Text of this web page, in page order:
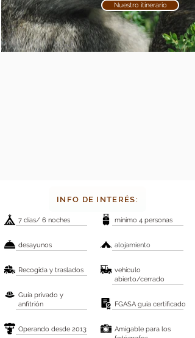
Nuestro itinerario
INFO DE INTERÉS:
7 días/ 6 noches
​desayunos
​Recogida y traslados
Guía privado y
anfitrión
Operando desde 2013
​mínimo 4 personas
alojamiento
vehículo
abierto/cerrado
FGASA guia certificado
​Amigable para los